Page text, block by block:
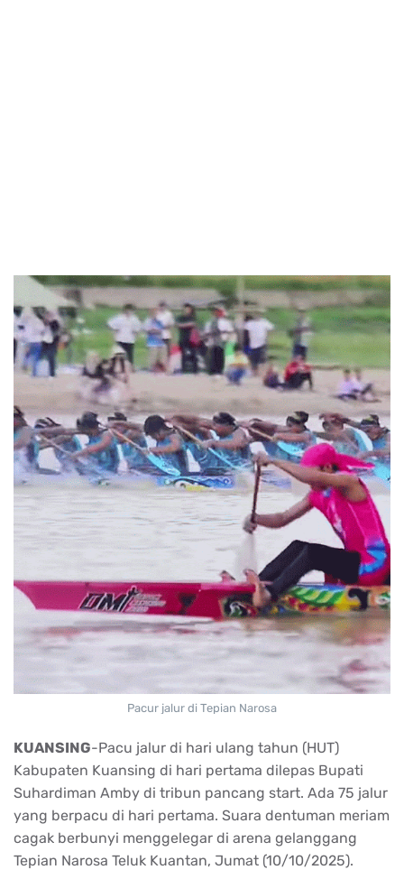
Pacur jalur di Tepian Narosa
KUANSING-Pacu jalur di hari ulang tahun (HUT)
Kabupaten Kuansing di hari pertama dilepas Bupati
Suhardiman Amby di tribun pancang start. Ada 75 jalur
yang berpacu di hari pertama. Suara dentuman meriam
cagak berbunyi menggelegar di arena gelanggang
Tepian Narosa Teluk Kuantan, Jumat (10/10/2025).